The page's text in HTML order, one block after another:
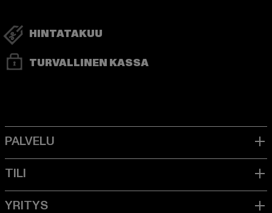
HINTATAKUU
TURVALLINEN KASSA